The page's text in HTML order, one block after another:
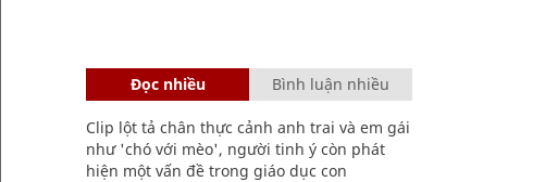
Đọc nhiều Bình luận nhiều
Clip lột tả chân thực cảnh anh trai và em gái
như 'chó với mèo', người tinh ý còn phát
hiện một vấn đề trong giáo dục con